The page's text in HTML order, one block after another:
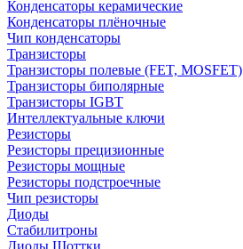
Конденсаторы керамические
Конденсаторы плёночные
Чип конденсаторы
Транзисторы
Транзисторы полевые (FET, MOSFET)
Транзисторы биполярные
Транзисторы IGBT
Интеллектуальные ключи
Резисторы
Резисторы прецизионные
Резисторы мощные
Резисторы подстроечные
Чип резисторы
Диоды
Стабилитроны
Диоды Шоттки